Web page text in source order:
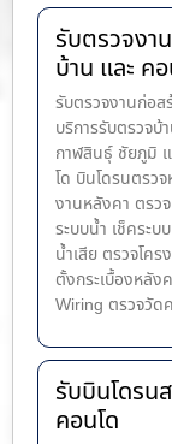
รับตรวจงา
บ้าน และ ค
รับตรวจงานก่อส
บริการรับตรวจ
กาฬสินธุ์ ชัยภูมิ
โด บินโดรนตรว
งานหลังคา ตรว
ระบบน้ำ เช็คระ
น้ำ​เสีย ตรวจโค
ตั้งกระเบื้องหลัง
Wiring ตรวจวัด
รับบินโดรน
คอนโด